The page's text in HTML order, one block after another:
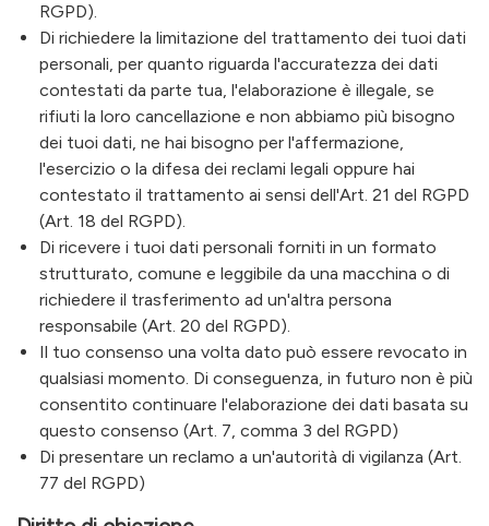
RGPD).
Di richiedere la limitazione del trattamento dei tuoi dati
personali, per quanto riguarda l'accuratezza dei dati
contestati da parte tua, l'elaborazione è illegale, se
rifiuti la loro cancellazione e non abbiamo più bisogno
dei tuoi dati, ne hai bisogno per l'affermazione,
l'esercizio o la difesa dei reclami legali oppure hai
contestato il trattamento ai sensi dell'Art. 21 del RGPD
(Art. 18 del RGPD).
Di ricevere i tuoi dati personali forniti in un formato
strutturato, comune e leggibile da una macchina o di
richiedere il trasferimento ad un'altra persona
responsabile (Art. 20 del RGPD).
Il tuo consenso una volta dato può essere revocato in
qualsiasi momento. Di conseguenza, in futuro non è più
consentito continuare l'elaborazione dei dati basata su
questo consenso (Art. 7, comma 3 del RGPD)
Di presentare un reclamo a un'autorità di vigilanza (Art.
77 del RGPD)